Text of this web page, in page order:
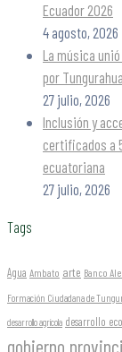
Ecuador 2026
4 agosto, 2026
La música
por Tungurahua
27 julio, 2026
Inclusión y
certificados a
ecuatoriana
27 julio, 2026
Tags
Agua Ambato arte Banco
Formación Ciudadana de
desarrollo agrícola desarrollo
gobierno